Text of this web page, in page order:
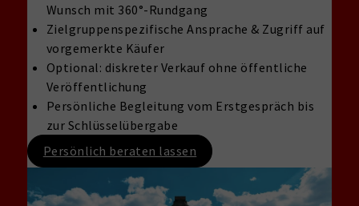
Wunsch mit 360°-Rundgang
Zielgruppenspezifische Ansprache & Zugriff auf
vorgemerkte Käufer
Optional: diskreter Verkauf ohne öffentliche
Veröffentlichung
Persönliche Begleitung vom Erstgespräch bis
zur Schlüsselübergabe
Persönlich beraten lassen